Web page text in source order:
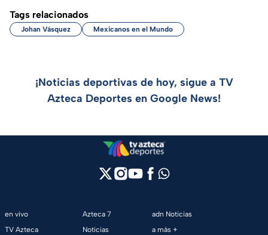
Tags relacionados
Johan Vásquez Mexicanos en el Mundo
¡Noticias deportivas de hoy, sigue a TV
Azteca Deportes en Google News!
en vivo
TV Azteca
Azteca 7
Noticias
adn Noticias
a más +